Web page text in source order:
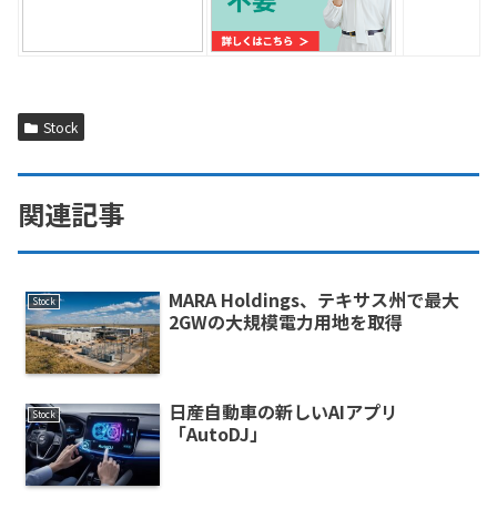
Stock
関連記事
Stock
MARA Holdings、テキサス州で最大
2GWの大規模電力用地を取得
Stock
日産自動車の新しいAIアプリ
「AutoDJ」